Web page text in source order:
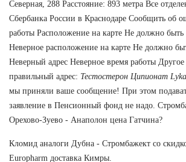
Северная, 288 Расстояние: 893 метра Все
Сбербанка России в Краснодаре Сообщить об
работы Расположение на карте Не должно быть
Неверное расположение на карте Не должно
Неверный адрес Неверное время работы
правильный адрес: Тестостерон Ципионат
мы приняли ваше сообщение! При этом
заявление в Пенсионный фонд не надо.
Орехово-Зуево - Анаполон цена Гатчина?
Кломид аналоги Дубна - Стромбажект со
Europharm доставка Кимры.